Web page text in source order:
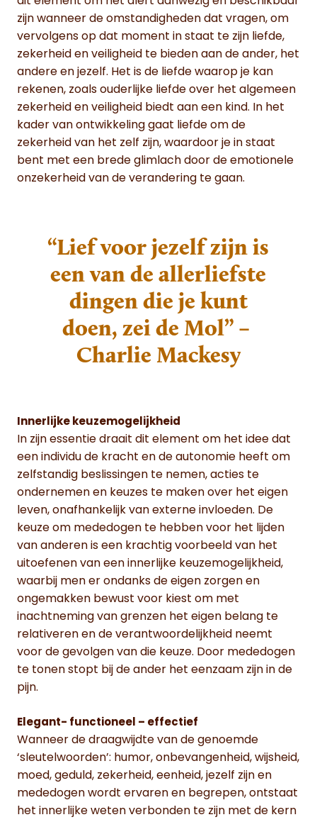
zijn wanneer de omstandigheden dat vragen, om
vervolgens op dat moment in staat te zijn liefde,
zekerheid en veiligheid te bieden aan de ander, het
andere en jezelf. Het is de liefde waarop je kan
rekenen, zoals ouderlijke liefde over het algemeen
zekerheid en veiligheid biedt aan een kind. In het
kader van ontwikkeling gaat liefde om de
zekerheid van het zelf zijn, waardoor je in staat
bent met een brede glimlach door de emotionele
onzekerheid van de verandering te gaan.
“Lief voor jezelf zijn is
een van de allerliefste
dingen die je kunt
doen, zei de Mol” –
Charlie Mackesy
Innerlijke keuzemogelijkheid
In zijn essentie draait dit element om het idee dat
een individu de kracht en de autonomie heeft om
zelfstandig beslissingen te nemen, acties te
ondernemen en keuzes te maken over het eigen
leven, onafhankelijk van externe invloeden. De
keuze om mededogen te hebben voor het lijden
van anderen is een krachtig voorbeeld van het
uitoefenen van een innerlijke keuzemogelijkheid,
waarbij men er ondanks de eigen zorgen en
ongemakken bewust voor kiest om met
inachtneming van grenzen het eigen belang te
relativeren en de verantwoordelijkheid neemt
voor de gevolgen van die keuze. Door mededogen
te tonen stopt bij de ander het eenzaam zijn in de
pijn.
Elegant- functioneel – effectief
Wanneer de draagwijdte van de genoemde
‘sleutelwoorden’: humor, onbevangenheid, wijsheid,
moed, geduld, zekerheid, eenheid, jezelf zijn en
mededogen wordt ervaren en begrepen, ontstaat
het innerlijke weten verbonden te zijn met de kern